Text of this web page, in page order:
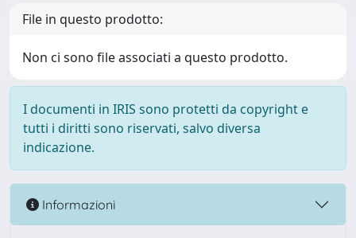
File in questo prodotto:
Non ci sono file associati a questo prodotto.
I documenti in IRIS sono protetti da copyright e
tutti i diritti sono riservati, salvo diversa
indicazione.
Informazioni